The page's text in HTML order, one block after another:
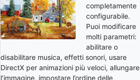
completamente
configurabile.
Puoi modificare
molti parametri:
abilitare o
disabilitare musica, effetti sonori, usare
DirectX per animazioni più veloci, allungare
l’immagine, impostare l’ordine delle